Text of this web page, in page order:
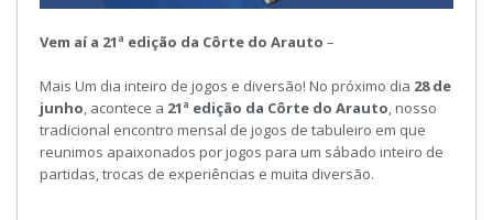
Vem aí a 21ª edição da Côrte do Arauto –
Mais Um dia inteiro de jogos e diversão! No próximo dia 28 de
junho, acontece a 21ª edição da Côrte do Arauto, nosso
tradicional encontro mensal de jogos de tabuleiro em que
reunimos apaixonados por jogos para um sábado inteiro de
partidas, trocas de experiências e muita diversão.